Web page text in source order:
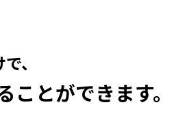
、
とができます。